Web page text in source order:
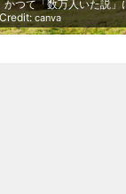
かつて「数万人いた説」
canva